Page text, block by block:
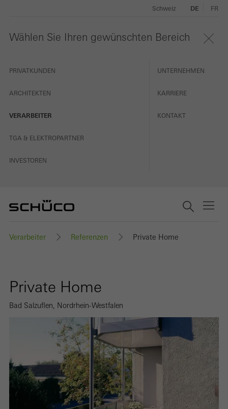
Wählen Sie Ihren gewünschten Bereich
PRIVATKUNDEN
ARCHITEKTEN
VERARBEITER
TGA & ELEKTROPARTNER
INVESTOREN
UNTERNEHMEN
KARRIERE
KONTAKT
Schweiz DE FR
Verarbeiter Referenzen Private Home
Private Home
Bad Salzuflen, Nordrhein-Westfalen